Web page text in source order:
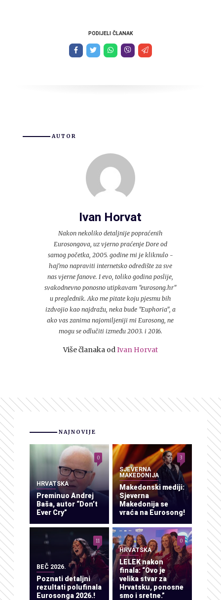
PODIJELI ČLANAK
AUTOR
Ivan Horvat
Nakon nekoliko detaljnije popraćenih
Eurosongova, uz vjerno praćenje Dore od
samog početka, 2005. godine mi je kliknulo -
haj'mo napraviti internetsko odredište za sve
nas vjerne fanove. I evo, toliko godina poslije,
svakodnevno ponosno utipkavam "eurosong.hr"
u preglednik. Ako me pitate koju pjesmu bih
izdvojio kao najdražu, neka bude "Euphoria", a
ako vas zanima najomiljeniji mi Eurosong, ne
mogu se odlučiti između 2003. i 2016.
Više članaka odIvan Horvat
NAJNOVIJE
HRVATSKA
Preminuo Andrej
Baša, autor “Don’t
Ever Cry”
0
SJEVERNA
MAKEDONIJA
Makedonski mediji:
Sjeverna
Makedonija se
vraća na Eurosong!
3
BEČ 2026.
Poznati detaljni
rezultati polufinala
Eurosonga 2026.!
11
HRVATSKA
LELEK nakon
finala: “Ovo je
velika stvar za
Hrvatsku, ponosne
smo i sretne.”
0